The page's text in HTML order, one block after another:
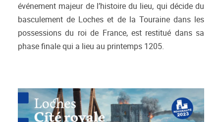
événement majeur de l’histoire du lieu, qui décide du
basculement de Loches et de la Touraine dans les
possessions du roi de France, est restitué dans sa
phase finale qui a lieu au printemps 1205.